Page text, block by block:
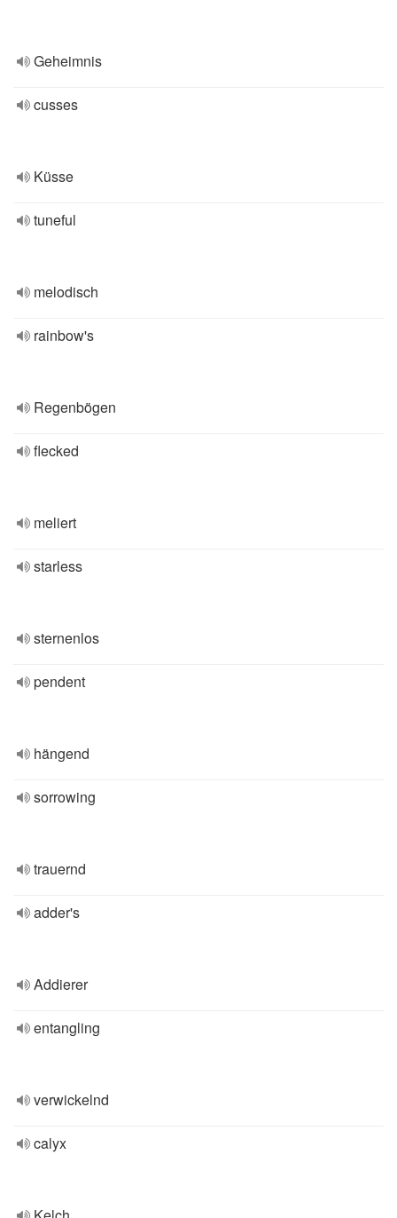
Geheimnis
cusses
Küsse
tuneful
melodisch
rainbow's
Regenbögen
flecked
meliert
starless
sternenlos
pendent
hängend
sorrowing
trauernd
adder's
Addierer
entangling
verwickelnd
calyx